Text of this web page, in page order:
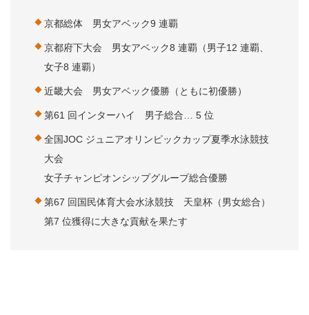
京都総体 男女アベック9 連覇
京都府下大会 男女アベック8 連覇（男子12 連覇、
女子8 連覇）
近畿大会 男女アベック優勝（ともに初優勝）
第61 回インターハイ 男子総合… 5 位
全国JOC ジュニアオリンピックカップ夏季水泳競技
大会
女子チャンピオンシップグループ総合優勝
第67 回国民体育大会水泳競技 天皇杯（男女総合）
第7 位獲得に大きな貢献を果たす